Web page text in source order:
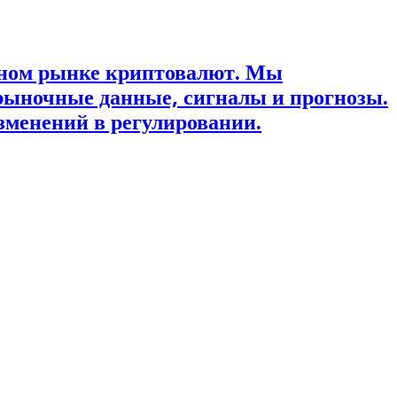
рынке криптовалют. Мы
данные, сигналы и прогнозы.
в регулировании.